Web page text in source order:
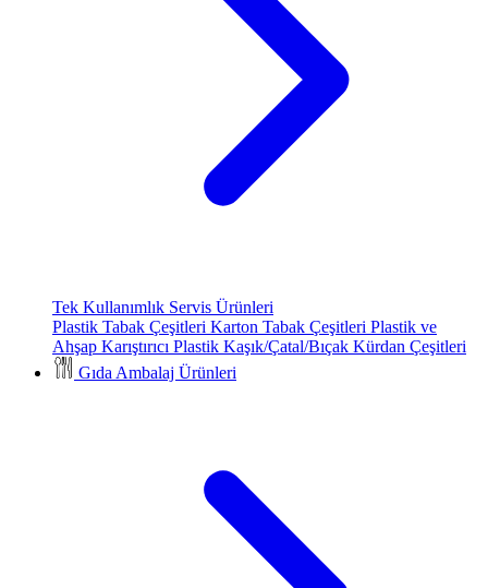
Tek Kullanımlık Servis Ürünleri
Plastik Tabak Çeşitleri Karton Tabak Çeşitleri Plastik ve
Ahşap Karıştırıcı Plastik Kaşık/Çatal/Bıçak Kürdan Çeşitleri
Gıda Ambalaj Ürünleri